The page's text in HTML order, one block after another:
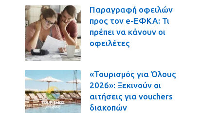
Παραγραφή οφειλών
προς τον e-ΕΦΚΑ: Τι
πρέπει να κάνουν οι
οφειλέτες
«Τουρισμός για Όλους
2026»: Ξεκινούν οι
αιτήσεις για vouchers
διακοπών